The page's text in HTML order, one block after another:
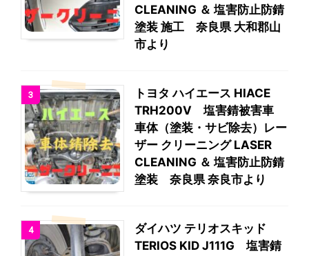
CLEANING ＆ 塩害防止防錆
塗装 施工 奈良県 大和郡山
市より
3
トヨタ ハイエース HIACE
TRH200V 塩害錆被害車
車体（塗装・サビ除去）レー
ザー クリーニング LASER
CLEANING ＆ 塩害防止防錆
塗装 奈良県 奈良市より
4
ダイハツ テリオスキッド
TERIOS KID J111G 塩害錆